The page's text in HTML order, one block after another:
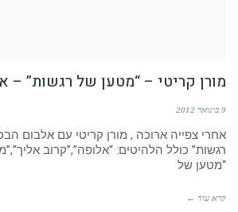
מורן קריטי – “מטען של רגשות” –
9 בינואר 2012
אחרי צפייה ארוכה , מורן קריטי עם אלבום
רגשות” כולל הלהיטים: “אלופה”,”קרוב
“מטען של
קרא עוד ←